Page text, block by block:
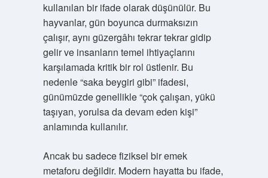
kullanılan bir ifade olarak düşünülür. Bu
hayvanlar, gün boyunca durmaksızın
çalışır, aynı güzergâhı tekrar tekrar gidip
gelir ve insanların temel ihtiyaçlarını
karşılamada kritik bir rol üstlenir. Bu
nedenle “saka beygiri gibi” ifadesi,
günümüzde genellikle “çok çalışan, yükü
taşıyan, yorulsa da devam eden kişi”
anlamında kullanılır.
Ancak bu sadece fiziksel bir emek
metaforu değildir. Modern hayatta bu ifade,